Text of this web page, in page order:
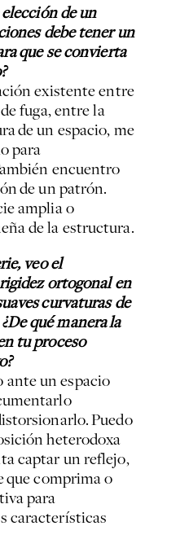
de un
debe tener un
que se convierta
existente entre
fuga, entre la
de un espacio, me
para
encuentro
de un patrón.
amplia o
de la estructura.
veo el
ortogonal en
curvaturas de
qué manera la
tu proceso
un espacio
Puedo
heterodoxa
captar un reflejo,
comprima o
para
características